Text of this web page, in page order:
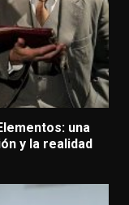
una
y la realidad